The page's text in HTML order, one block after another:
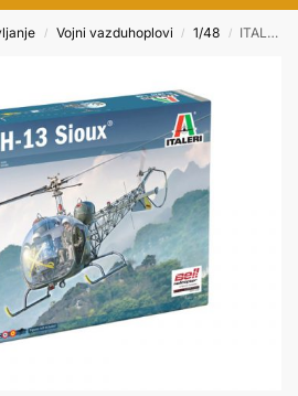
/ Vojni vazduhoplovi / 1/48 / ITALERI 1/48 Bell OH-13 Sioux